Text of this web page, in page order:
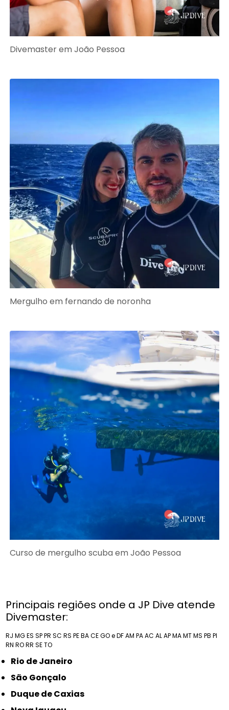
Divemaster em João Pessoa
Mergulho em fernando de noronha
Curso de mergulho scuba em João Pessoa
Principais regiões onde a JP Dive atende
Divemaster:
RJ MGES SPPR SC RS PEBACEGO e DFAM PAAC ALAPMAMTMS PB PI
RN RORR SETO
Rio de Janeiro
São Gonçalo
Duque de Caxias